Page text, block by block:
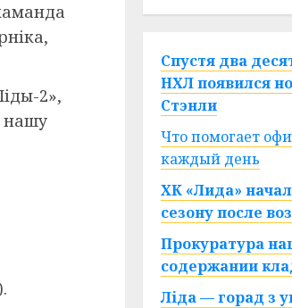
2»,
нашу
Спустя два
НХЛ появился
Стэнли
Что помогает
каждый день
ХК «Лида»
сезону после
Прокуратура
содержании
Ліда — горад з